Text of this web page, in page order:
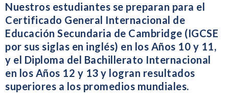
Nuestros estudiantes se preparan para el
Certificado General Internacional de
Educación Secundaria de Cambridge (IGCSE
por sus siglas en inglés) en los Años 10 y 11,
y el Diploma del Bachillerato Internacional
en los Años 12 y 13 y logran resultados
superiores a los promedios mundiales.